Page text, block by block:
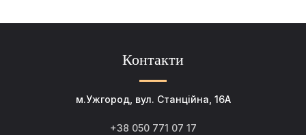
Контакти
м.Ужгород, вул. Станційна, 16А
+38 050 771 07 17